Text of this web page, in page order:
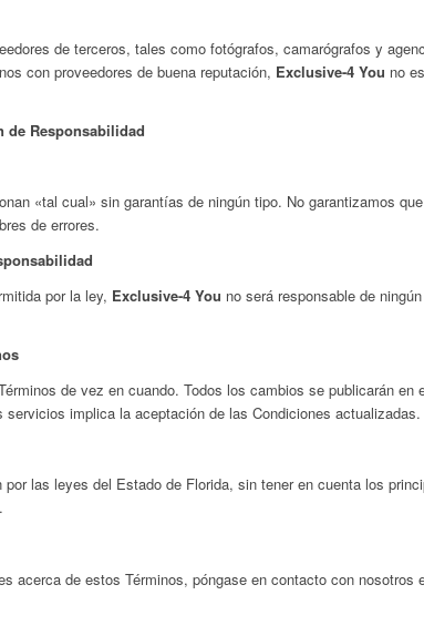
de terceros, tales como fotógrafos, camarógrafos y
con proveedores de buena reputación, Exclusive-4 You no
de Responsabilidad
«tal cual» sin garantías de ningún tipo. No garantizamos
de errores.
por la ley, Exclusive-4 You no será responsable de
de vez en cuando. Todos los cambios se publicarán
servicios implica la aceptación de las Condiciones actualizadas.
las leyes del Estado de Florida, sin tener en cuenta los
acerca de estos Términos, póngase en contacto con nosotros